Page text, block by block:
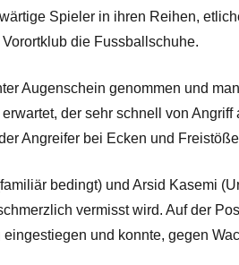
Spieler in ihren Reihen,
die Fussballschuhe.
Augenschein genommen und
der sehr schnell von
Angreifer bei Ecken und
bedingt) und Arsid Kasemi
vermisst wird. Auf der
und konnte, gegen